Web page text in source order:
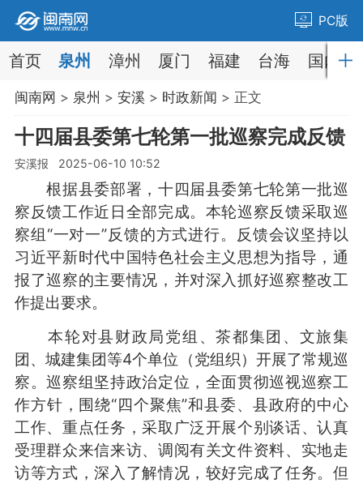
PC版
首页 泉州 漳州 厦门 福建 台海 国内
闽南网 > 泉州 > 安溪 > 时政新闻 > 正文
十四届县委第七轮第一批巡察完成反馈
安溪报 2025-06-10 10:52
根据县委部署，十四届县委第七轮第一批巡
察反馈工作近日全部完成。本轮巡察反馈采取巡
察组“一对一”反馈的方式进行。反馈会议坚持以
习近平新时代中国特色社会主义思想为指导，通
报了巡察的主要情况，并对深入抓好巡察整改工
作提出要求。
本轮对县财政局党组、茶都集团、文旅集
团、城建集团等4个单位（党组织）开展了常规巡
察。巡察组坚持政治定位，全面贯彻巡视巡察工
作方针，围绕“四个聚焦”和县委、县政府的中心
工作、重点任务，采取广泛开展个别谈话、认真
受理群众来信来访、调阅有关文件资料、实地走
访等方式，深入了解情况，较好完成了任务。但